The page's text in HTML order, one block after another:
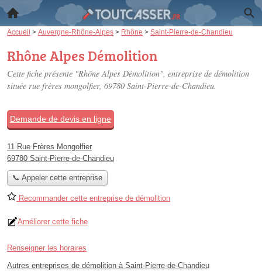
Accueil > Auvergne-Rhône-Alpes > Rhône > Saint-Pierre-de-Chandieu
Rhône Alpes Démolition
Cette fiche présente "Rhône Alpes Démolition", entreprise de démolition
située rue frères mongolfier, 69780 Saint-Pierre-de-Chandieu.
Demande de devis en ligne
11 Rue Frères Mongolfier
69780 Saint-Pierre-de-Chandieu
📞 Appeler cette entreprise
Recommander cette entreprise de démolition
Améliorer cette fiche
Renseigner les horaires
Autres entreprises de démolition à Saint-Pierre-de-Chandieu